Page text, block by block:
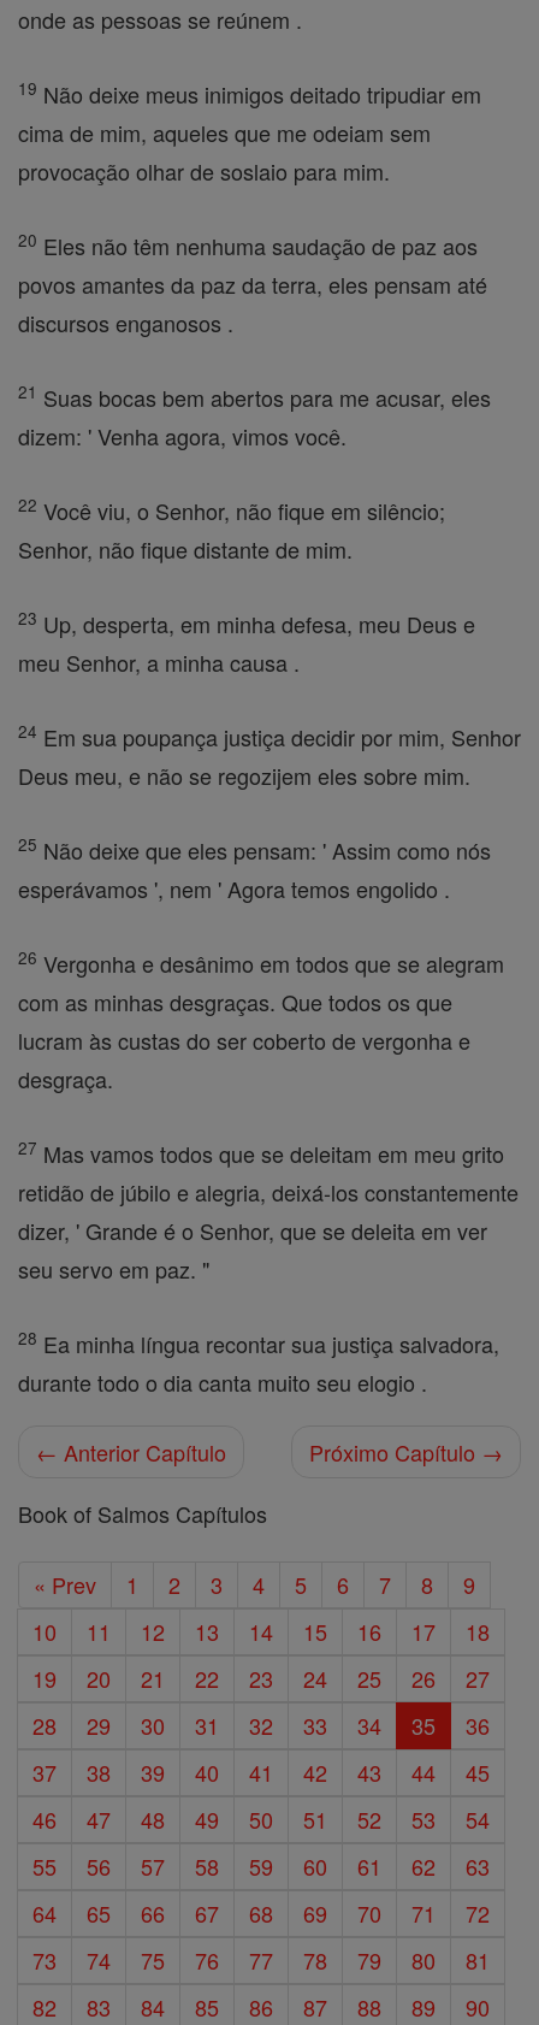
onde as pessoas se reúnem .
19 Não deixe meus inimigos deitado tripudiar em
cima de mim, aqueles que me odeiam sem
provocação olhar de soslaio para mim.
20 Eles não têm nenhuma saudação de paz aos
povos amantes da paz da terra, eles pensam até
discursos enganosos .
21 Suas bocas bem abertos para me acusar, eles
dizem: ' Venha agora, vimos você.
22 Você viu, o Senhor, não fique em silêncio;
Senhor, não fique distante de mim.
23 Up, desperta, em minha defesa, meu Deus e
meu Senhor, a minha causa .
24 Em sua poupança justiça decidir por mim, Senhor
Deus meu, e não se regozijem eles sobre mim.
25 Não deixe que eles pensam: ' Assim como nós
esperávamos ', nem ' Agora temos engolido .
26 Vergonha e desânimo em todos que se alegram
com as minhas desgraças. Que todos os que
lucram às custas do ser coberto de vergonha e
desgraça.
27 Mas vamos todos que se deleitam em meu grito
retidão de júbilo e alegria, deixá-los constantemente
dizer, ' Grande é o Senhor, que se deleita em ver
seu servo em paz. "
28 Ea minha língua recontar sua justiça salvadora,
durante todo o dia canta muito seu elogio .
← Anterior Capítulo
Próximo Capítulo →
Book of Salmos Capítulos
« Prev 1 2 3 4 5 6 7 8
9
10
11 12 13 14 15 16 17
18
19
20 21 22 23 24 25 26
27
28
29 30 31 32 33 34 35
36
37
38 39 40 41 42 43 44
45
46
47 48 49 50 51 52 53
54
55
56 57 58 59 60 61 62
63
64
65 66 67 68 69 70 71
72
73
74 75 76 77 78 79 80
81
82
83 84 85 86 87 88 89
90